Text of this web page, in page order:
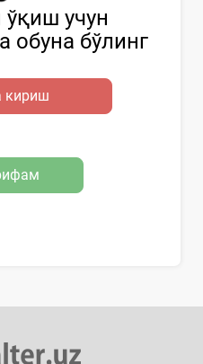
учун
обуна бўлинг
кириш